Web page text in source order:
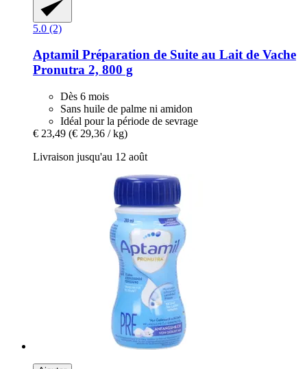
5.0 (2)
Aptamil Préparation de Suite au Lait de Vache
Pronutra 2, 800 g
Dès 6 mois
Sans huile de palme ni amidon
Idéal pour la période de sevrage
€ 23,49 (€ 29,36 / kg)
Livraison jusqu'au 12 août